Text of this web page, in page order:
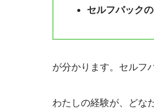
セルフバック
が分かります。セルフ
わたしの経験が、どな